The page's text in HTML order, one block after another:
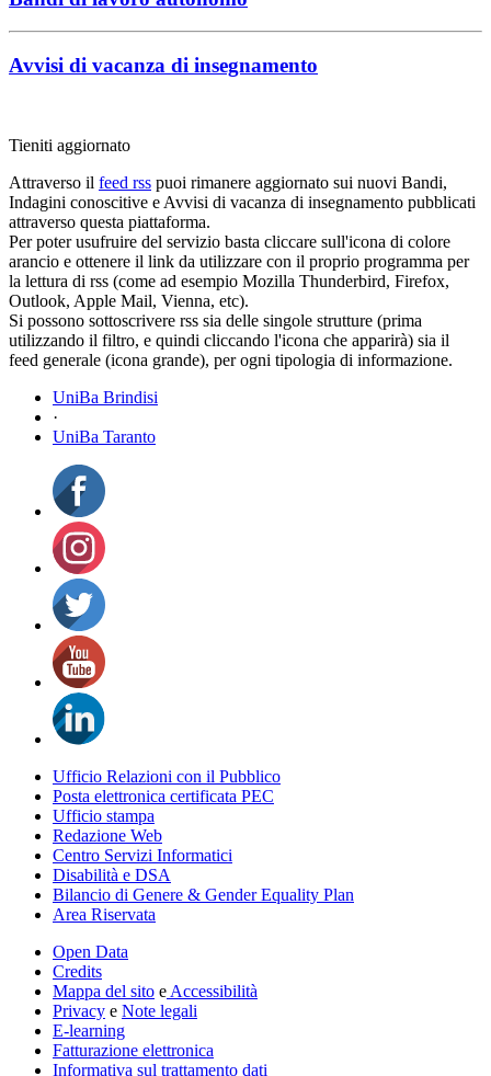
Avvisi di vacanza di insegnamento
Tieniti aggiornato
Attraverso il feed rss puoi rimanere aggiornato sui nuovi Bandi,
Indagini conoscitive e Avvisi di vacanza di insegnamento pubblicati
attraverso questa piattaforma.
Per poter usufruire del servizio basta cliccare sull'icona di colore
arancio e ottenere il link da utilizzare con il proprio programma per
la lettura di rss (come ad esempio Mozilla Thunderbird, Firefox,
Outlook, Apple Mail, Vienna, etc).
Si possono sottoscrivere rss sia delle singole strutture (prima
utilizzando il filtro, e quindi cliccando l'icona che apparirà) sia il
feed generale (icona grande), per ogni tipologia di informazione.
UniBa Brindisi
·
UniBa Taranto
Ufficio Relazioni con il Pubblico
Posta elettronica certificata PEC
Ufficio stampa
Redazione Web
Centro Servizi Informatici
Disabilità e DSA
Bilancio di Genere & Gender Equality Plan
Area Riservata
Open Data
Credits
Mappa del sito e Accessibilità
Privacy e Note legali
E-learning
Fatturazione elettronica
Informativa sul trattamento dati